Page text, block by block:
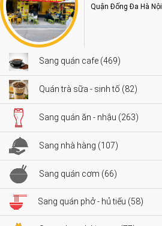
Quận Đống Đa Hà Nội
Sang quán cafe (469)
Quán trà sữa - sinh tố (82)
Sang quán ăn - nhậu (263)
Sang nhà hàng (107)
Sang quán cơm (66)
Sang quán phở - hủ tiếu (58)